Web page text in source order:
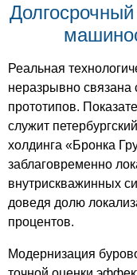
Реальная
неразрывно связана
прототипов.
служит
холдинга «Бронка
заблаговременно
внутрискважинных
доведя долю
процентов.
Модернизация